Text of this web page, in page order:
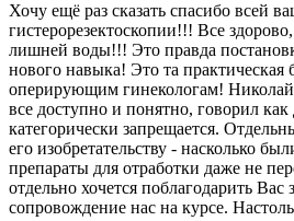
Хочу ещё раз сказать спасибо всей
гистерорезектоскопии!!! Все
лишней воды!!! Это правда
нового навыка! Это та практическая
оперирующим гинекологам!
все доступно и понятно, говорил
категорически запрещается.
его изобретательству - насколько
препараты для отработки даже не
отдельно хочется поблагодарить Вас
сопровождение нас на курсе.